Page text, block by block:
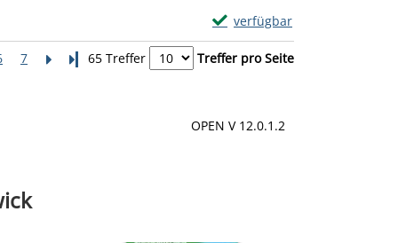
verfügbar
Exemplar-Details von Die
Zum Download von externem
7 Letzte Seite
65 Treffer
Treffer pro Seite
OPEN V 12.0.1.2